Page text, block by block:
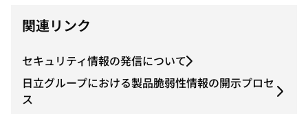
ブ
で
く
関連リンク
セキュリティ情報の発信について
日立グループにおける製品脆弱性情報の開示プロセ
ス